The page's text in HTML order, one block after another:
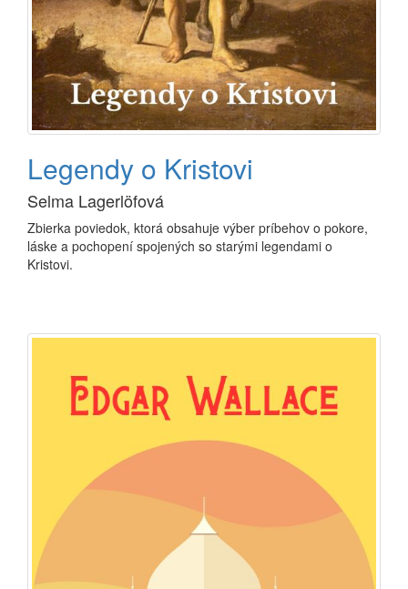
Legendy o Kristovi
Selma Lagerlöfová
Zbierka poviedok, ktorá obsahuje výber príbehov o pokore,
láske a pochopení spojených so starými legendami o
Kristovi.